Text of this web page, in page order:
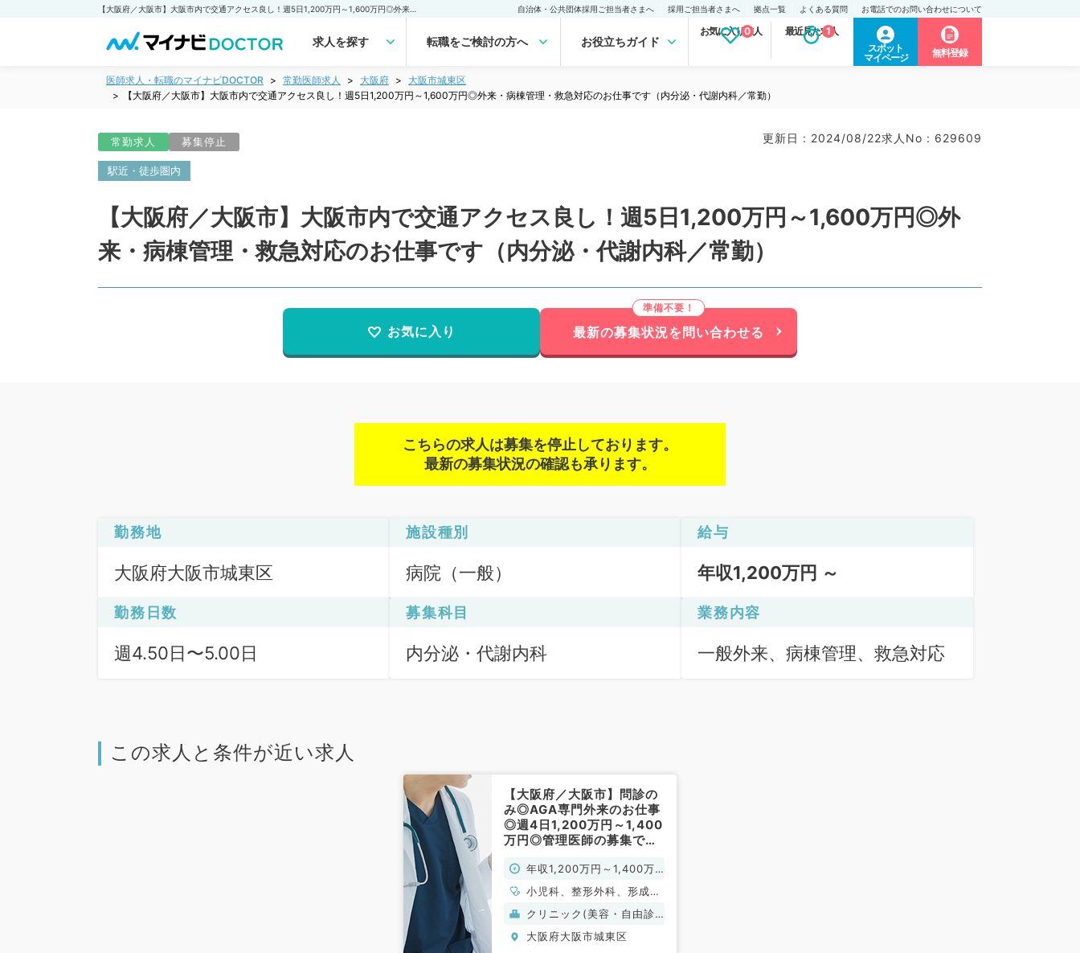
自治体・公共団体採用ご担当者さまへ 採用ご担当者さまへ 拠点一覧 よくある質問 お電話でのお問い合わせについて
求人を探す 転職をご検討の方へ お役立ちガイド
お気に入り求人
0 最近見た求人
1
スポット
マイページ
無料登録
医師求人・転職のマイナビDOCTOR 常勤医師求人 大阪府
大阪市城東区
【大阪府／大阪市】大阪市内で交通アクセス良し！週5日1,200万円～1,600万円◎外来・病棟管理・救急対応のお仕事です（内分泌・代謝内科／常勤）
常勤求人 募集停止 更新日 : 2024/08/22求人No : 629609
駅近・徒歩圏内
【大阪府／大阪市】大阪市内で交通アクセス良し！週5日1,200万円～1,600万円◎外
来・病棟管理・救急対応のお仕事です（内分泌・代謝内科／常勤）
お気に入り 最新の募集状況を問い合わせる
こちらの求人は募集を停止しております。
最新の募集状況の確認も承ります。
勤務地
大阪府大阪市城東区
施設種別
病院（一般）
給与
年収1,200万円 ～
勤務日数
週4.50日〜5.00日
募集科目
内分泌・代謝内科
業務内容
一般外来、病棟管理、救急対応
この求人と条件が近い求人
【大阪府／大阪市】問診の
み◎AGA専門外来のお仕事
◎週4日1,200万円～1,400
万円◎管理医師の募集です
年収1,200万円～1,400万
円
小児科、整形外科、形成外
科、脳神経外科、呼吸器外
科、心臓血管外科、皮膚
科、産婦人科、婦人科、一
クリニック(美容・自由診
療）
大阪府大阪市城東区